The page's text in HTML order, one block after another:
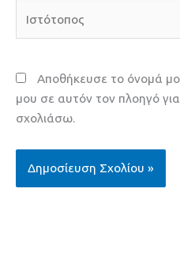
Αποθήκευσε το όνομά
μου σε αυτόν τον πλοηγό
σχολιάσω.